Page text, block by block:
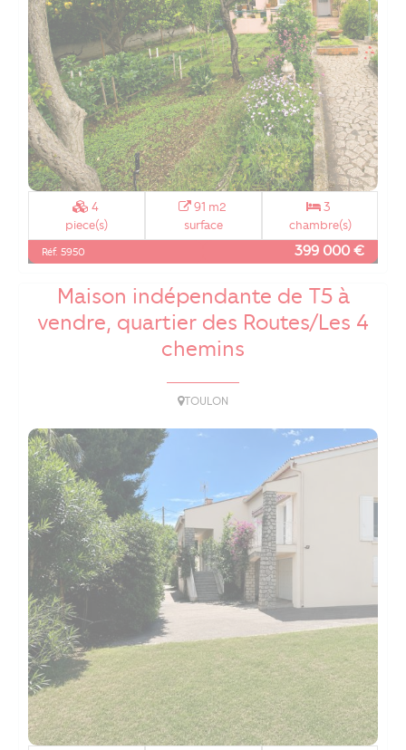
4
piece(s)
91 m2
surface
3
chambre(s)
Réf. 5950 399 000 €
Maison indépendante de T5 à
vendre, quartier des Routes/Les 4
chemins
TOULON